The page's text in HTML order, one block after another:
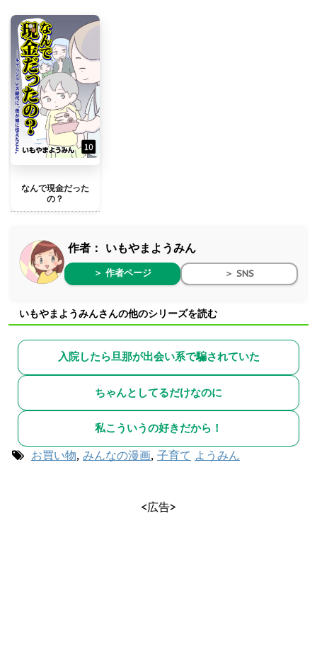
なんで現金だった
の？
作者： いもやまようみん
＞ 作者ページ ＞ SNS
いもやまようみんさんの他のシリーズを読む
入院したら旦那が出会い系で騙されていた
ちゃんとしてるだけなのに
私こういうの好きだから！
お買い物, みんなの漫画, 子育て ようみん
<広告>